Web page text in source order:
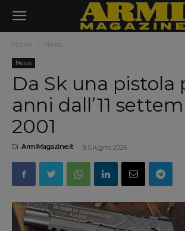
Home News
News
Da Sk una pistola
anni dall’11
2001
Di ArmiMagazine.it - 9 Giugno 2026